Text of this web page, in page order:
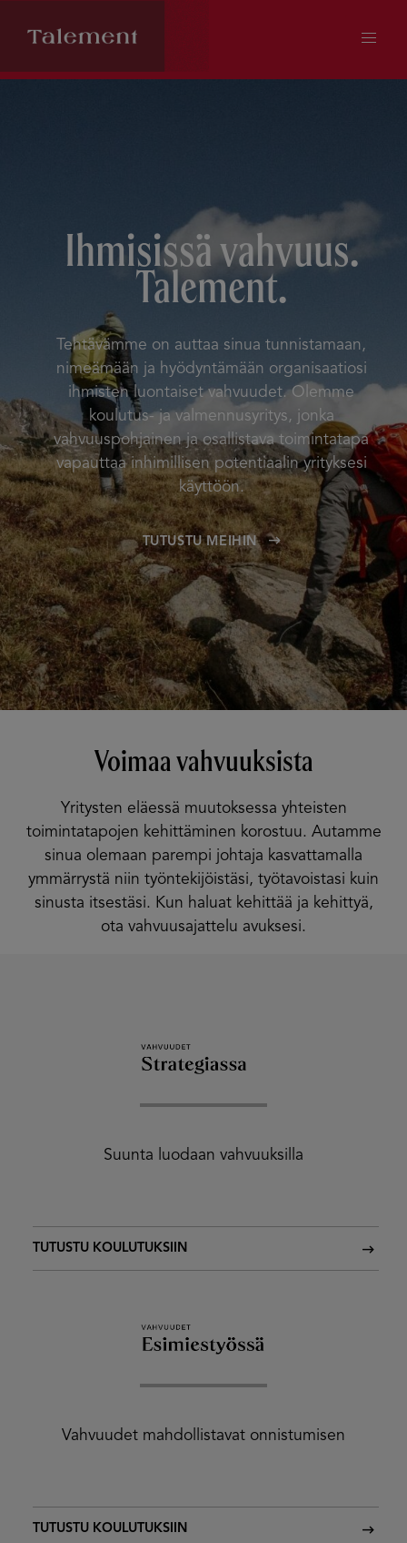
Ihmisissä vahvuus.
Talement.
Tehtävämme on auttaa sinua tunnistamaan,
nimeämään ja hyödyntämään organisaatiosi
ihmisten luontaiset vahvuudet. Olemme
koulutus- ja valmennusyritys, jonka
vahvuuspohjainen ja osallistava toimintatapa
vapauttaa inhimillisen potentiaalin yrityksesi
käyttöön.
TUTUSTU MEIHIN
Voimaa vahvuuksista
Yritysten eläessä muutoksessa yhteisten
toimintatapojen kehittäminen korostuu. Autamme
sinua olemaan parempi johtaja kasvattamalla
ymmärrystä niin työntekijöistäsi, työtavoistasi kuin
sinusta itsestäsi. Kun haluat kehittää ja kehittyä,
ota vahvuusajattelu avuksesi.
Suunta luodaan vahvuuksilla
TUTUSTU KOULUTUKSIIN
Vahvuudet mahdollistavat onnistumisen
TUTUSTU KOULUTUKSIIN